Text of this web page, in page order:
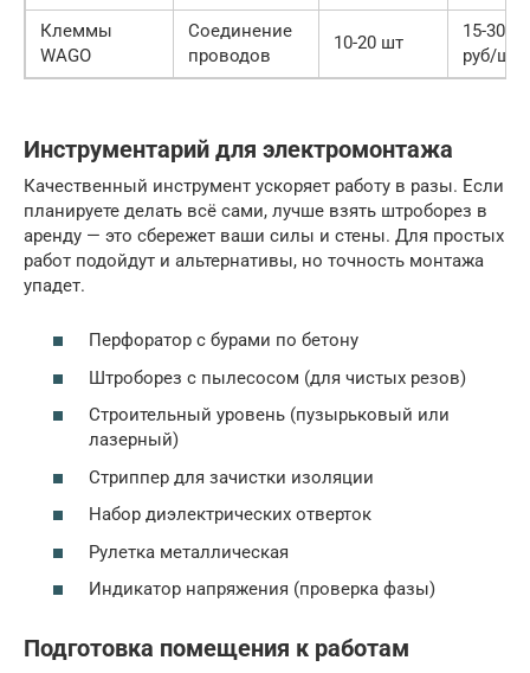
Клеммы
WAGO
Соединение
проводов
10-20 шт
15-30
руб/шт
Инструментарий для электромонтажа
Качественный инструмент ускоряет работу в разы. Если
планируете делать всё сами, лучше взять штроборез в
аренду — это сбережет ваши силы и стены. Для простых
работ подойдут и альтернативы, но точность монтажа
упадет.
Перфоратор с бурами по бетону
Штроборез с пылесосом (для чистых резов)
Строительный уровень (пузырьковый или
лазерный)
Стриппер для зачистки изоляции
Набор диэлектрических отверток
Рулетка металлическая
Индикатор напряжения (проверка фазы)
Подготовка помещения к работам